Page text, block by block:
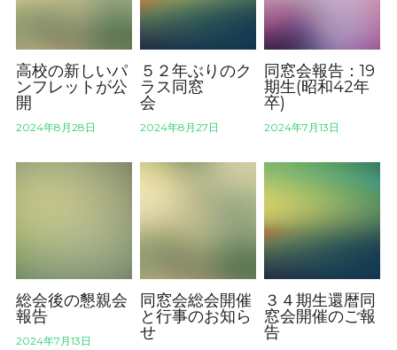
高校の新しいパ
ンフレットが公
開
2024年8月28日
５２年ぶりのク
ラス同窓
会
2024年8月27日
同窓会報告：19
期生(昭和42年
卒)
2024年7月13日
総会後の懇親会
報告
2024年7月13日
同窓会総会開催
と行事のお知ら
せ
３４期生還暦同
窓会開催のご報
告